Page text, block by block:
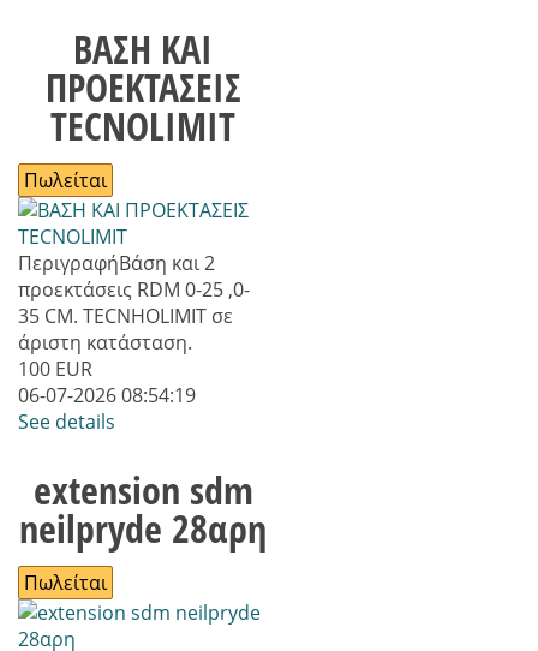
ΒΑΣΗ ΚΑΙ
ΠΡΟΕΚΤΑΣΕΙΣ
TECNOLIMIT
Πωλείται
ΠεριγραφήΒάση και 2
προεκτάσεις RDM 0-25 ,0-
35 CM. TECNHOLIMIT σε
άριστη κατάσταση.
100 EUR
06-07-2026 08:54:19
See details
extension sdm
neilpryde 28αρη
Πωλείται